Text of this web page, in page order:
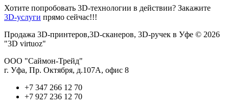
Хотите попробовать 3D-технологии в действии? Закажите
3D-услуги прямо сейчас!!!
Продажа 3D-принтеров,3D-сканеров, 3D-ручек в Уфе © 2026
"3D virtuoz"
ООО "Саймон-Трейд"
г. Уфа, Пр. Октября, д.107А, офис 8
+7 347 266 12 70
+7 927 236 12 70